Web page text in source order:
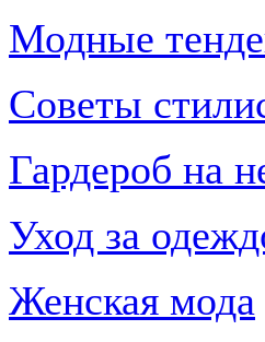
Модные
Советы
Гардероб на
Уход за
Женская мода